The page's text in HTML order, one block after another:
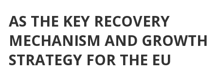
AS THE KEY RECOVERY
MECHANISM AND GROWTH
STRATEGY FOR THE EU